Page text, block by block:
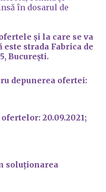
în dosarul de
și la care se va
strada Fabrica de
București.
depunerea ofertei:
20.09.2021;
soluționarea